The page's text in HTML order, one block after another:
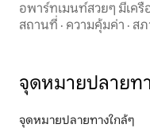
อพาร์ทเมนท์สวยๆ มีเค
สถานที่ · ความคุ้มค่า · ส
จุดหมายปลายท
จุดหมายปลายทางใกล้ๆ